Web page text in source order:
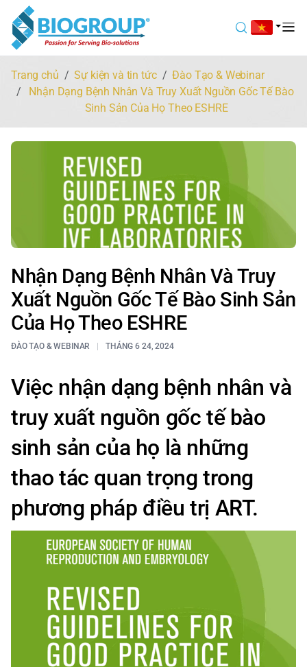
Trang chủ Sự kiện và tin tức
Đào Tạo & Webinar
Nhận Dạng Bệnh Nhân Và Truy Xuất Nguồn Gốc Tế Bào
Sinh Sản Của Họ Theo ESHRE
Nhận Dạng Bệnh Nhân Và Truy
Xuất Nguồn Gốc Tế Bào Sinh Sản
Của Họ Theo ESHRE
ĐÀO TẠO & WEBINAR THÁNG 6 24, 2024
Việc nhận dạng bệnh nhân và
truy xuất nguồn gốc tế bào
sinh sản của họ là những
thao tác quan trọng trong
phương pháp điều trị ART.